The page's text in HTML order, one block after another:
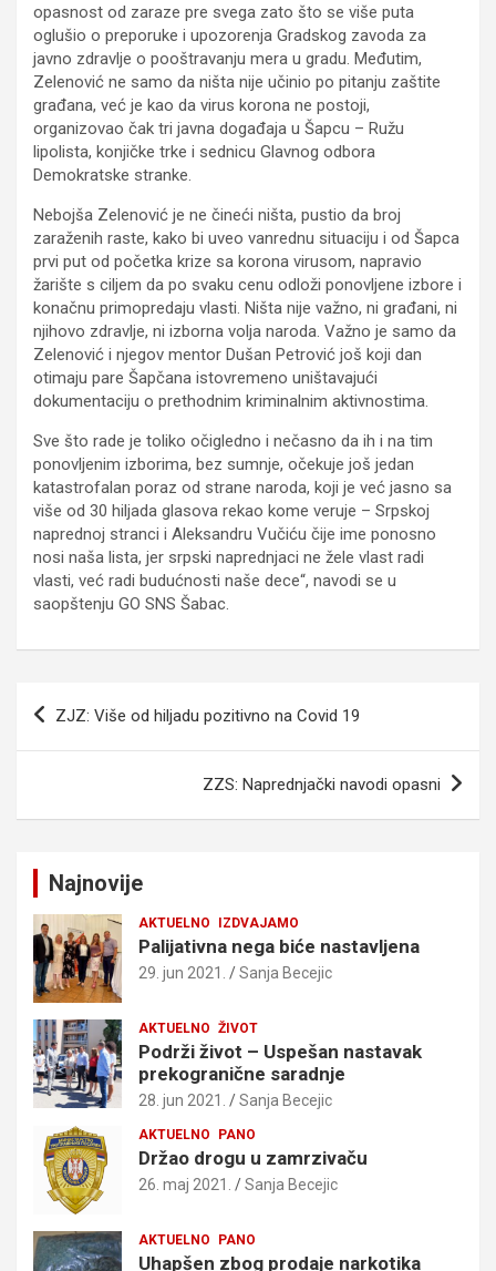
opasnost od zaraze pre svega zato što se više puta
oglušio o preporuke i upozorenja Gradskog zavoda za
javno zdravlje o pooštravanju mera u gradu. Međutim,
Zelenović ne samo da ništa nije učinio po pitanju zaštite
građana, već je kao da virus korona ne postoji,
organizovao čak tri javna događaja u Šapcu – Ružu
lipolista, konjičke trke i sednicu Glavnog odbora
Demokratske stranke.
Nebojša Zelenović je ne čineći ništa, pustio da broj
zaraženih raste, kako bi uveo vanrednu situaciju i od Šapca
prvi put od početka krize sa korona virusom, napravio
žarište s ciljem da po svaku cenu odloži ponovljene izbore i
konačnu primopredaju vlasti. Ništa nije važno, ni građani, ni
njihovo zdravlje, ni izborna volja naroda. Važno je samo da
Zelenović i njegov mentor Dušan Petrović još koji dan
otimaju pare Šapčana istovremeno uništavajući
dokumentaciju o prethodnim kriminalnim aktivnostima.
Sve što rade je toliko očigledno i nečasno da ih i na tim
ponovljenim izborima, bez sumnje, očekuje još jedan
katastrofalan poraz od strane naroda, koji je već jasno sa
više od 30 hiljada glasova rekao kome veruje – Srpskoj
naprednoj stranci i Aleksandru Vučiću čije ime ponosno
nosi naša lista, jer srpski naprednjaci ne žele vlast radi
vlasti, već radi budućnosti naše dece“, navodi se u
saopštenju GO SNS Šabac.
Kretanje
ZJZ: Više od hiljadu pozitivno na Covid 19
ZZS: Naprednjački navodi opasni
Najnovije
AKTUELNO IZDVAJAMO
Palijativna nega biće nastavljena
29. jun 2021. Sanja Becejic
AKTUELNO ŽIVOT
Podrži život – Uspešan nastavak
prekogranične saradnje
28. jun 2021. Sanja Becejic
AKTUELNO PANO
Držao drogu u zamrzivaču
26. maj 2021. Sanja Becejic
AKTUELNO PANO
Uhapšen zbog prodaje narkotika